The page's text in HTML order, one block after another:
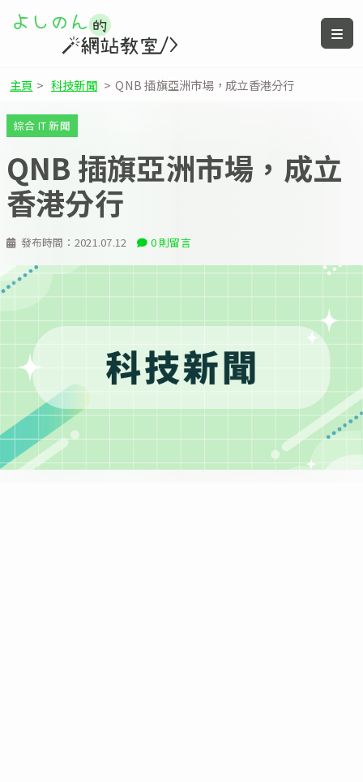
主頁 > 科技新聞 > QNB 插旗亞洲市場，成立香港分行
發布時間： 2021.07.12 0 則留言
綜合 IT 新聞
QNB 插旗亞洲市場，成立
香港分行